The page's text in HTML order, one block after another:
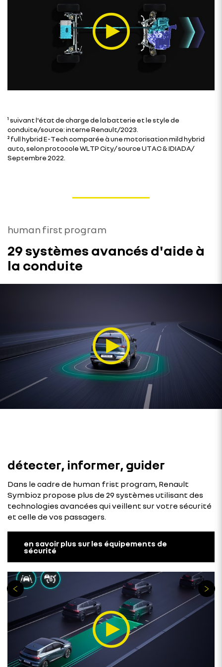
¹ suivant l'état de charge de la batterie et le style de
conduite/source: interne Renault/2023.
² full hybrid E-Tech comparée à une motorisation mild hybrid
auto, selon protocole WLTP City/ source UTAC & IDIADA/
Septembre 2022.
human first program
29 systèmes avancés d'aide à
la conduite
détecter, informer, guider
Dans le cadre de human frist program, Renault
Symbioz propose plus de 29 systèmes utilisant des
technologies avancées qui veillent sur votre sécurité
et celle de vos passagers.
en savoir plus sur les équipements de
sécurité